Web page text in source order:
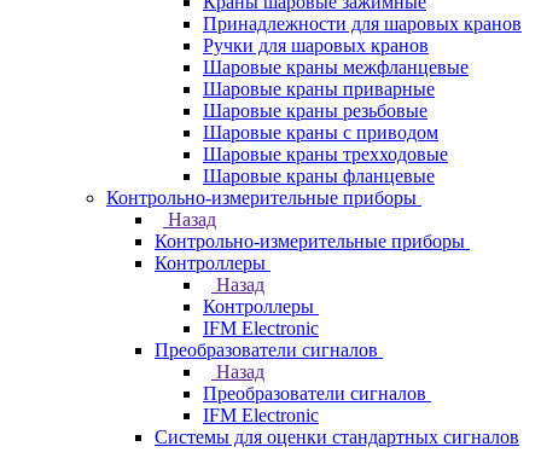
Принадлежности для шаровых кранов
Ручки для шаровых кранов
Шаровые краны межфланцевые
Шаровые краны приварные
Шаровые краны резьбовые
Шаровые краны с приводом
Шаровые краны трехходовые
Шаровые краны фланцевые
Контрольно-измерительные приборы
Назад
Контрольно-измерительные приборы
Контроллеры
Назад
Контроллеры
IFM Electronic
Преобразователи сигналов
Назад
Преобразователи сигналов
IFM Electronic
Системы для оценки стандартных сигналов